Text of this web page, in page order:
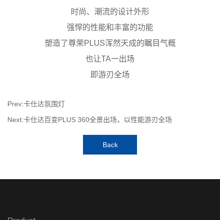
时尚、潮流的设计外形
强悍的性能和丰富的功能
塑造了尊荣PLUS浑然天成的瞩目气概
也让TA一出场
即游刃全场
Prev:卡仕达氛围灯
Next:卡仕达百变PLUS 360全景出场，以性能游刃全场
Back